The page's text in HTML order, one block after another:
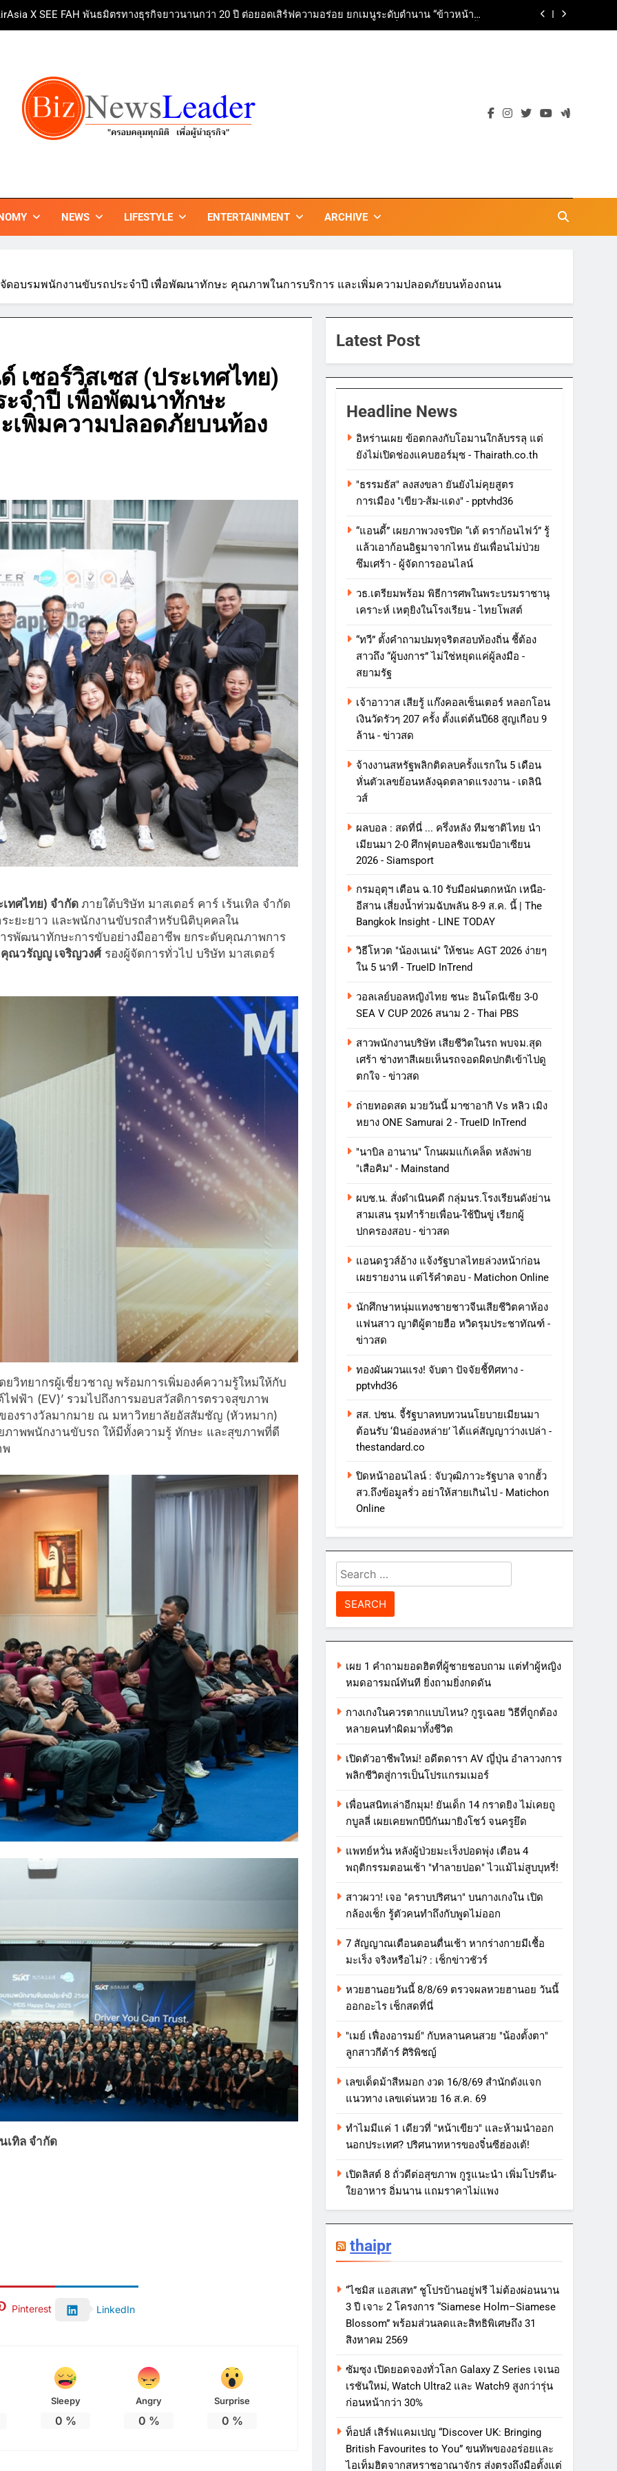
ททท. ร่วมมือกับ จุฬาลงกรณ์มหาวิทยาลัย จัดสัมมนาทางวิชาการและการตลาดเชิงรุก แนะเคล็ดลับปรับธุรกิจท่อง
X SEE FAH พันธมิตรทางธุรกิจยาวนานกว่า 20 ปี ต่อยอดเสิร์ฟความอร่อย ยกเมนูระดับตำนาน “ข้าวหน้าไก่
ททท. ร่วมมือกับ จุฬาลงกรณ์มหาวิทยาลัย จัดสัมมนาทางวิชาการและการตลาดเชิงรุก แนะเคล็ดลับปรับธุรกิจท่อง
NEWS LIFESTYLE ENTERTAINMENT ARCHIVE
จัดอบรมพนักงานขับรถประจำปี เพื่อพัฒนาทักษะ คุณภาพในการบริการ และเพิ่มความปลอดภัยบนท้องถนน
เซอร์วิสเซส (ประเทศไทย)
จำปี เพื่อพัฒนาทักษะ
เพิ่มความปลอดภัยบนท้อง
เทศไทย) จำกัด ภายใต้บริษัท มาสเตอร์ คาร์ เร้นเทิล จำกัด
ะยะยาว และพนักงานขับรถสำหรับนิติบุคคลใน
รพัฒนาทักษะการขับอย่างมืออาชีพ ยกระดับคุณภาพการ
คุณวรัญญู เจริญวงศ์ รองผู้จัดการทั่วไป บริษัท มาสเตอร์
วิทยากรผู้เชี่ยวชาญ พร้อมการเพิ่มองค์ความรู้ใหม่ให้กับ
ฟฟ้า (EV)’ รวมไปถึงการมอบสวัสดิการตรวจสุขภาพ
องรางวัลมากมาย ณ มหาวิทยาลัยอัสสัมชัญ (หัวหมาก)
าพพนักงานขับรถ ให้มีทั้งความรู้ ทักษะ และสุขภาพที่ดี
พ
เทิล จำกัด
Pinterest LinkedIn
Sleepy
0 %
Angry
0 %
Surprise
0 %
Latest Post
Headline News
อิหร่านเผย ข้อตกลงกับโอมานใกล้บรรลุ แต่
ยังไม่เปิดช่องแคบฮอร์มุซ - Thairath.co.th
"ธรรมธัส" ลงสงขลา ยันยังไม่คุยสูตร
การเมือง "เขียว-ส้ม-แดง" - pptvhd36
“แอนดี้” เผยภาพวงจรปิด “เต้ ดราก้อนไฟว์” รู้
แล้วเอาก้อนอิฐมาจากไหน ยันเพื่อนไม่ป่วย
ซึมเศร้า - ผู้จัดการออนไลน์
วธ.เตรียมพร้อม พิธีการศพในพระบรมราชานุ
เคราะห์ เหตุยิงในโรงเรียน - ไทยโพสต์
“ทวี” ตั้งคำถามปมทุจริตสอบท้องถิ่น ชี้ต้อง
สาวถึง “ผู้บงการ” ไม่ใช่หยุดแค่ผู้ลงมือ -
สยามรัฐ
เจ้าอาวาส เสียรู้ แก๊งคอลเซ็นเตอร์ หลอกโอน
เงินวัดรัวๆ 207 ครั้ง ตั้งแต่ต้นปี68 สูญเกือบ 9
ล้าน - ข่าวสด
จ้างงานสหรัฐพลิกติดลบครั้งแรกใน 5 เดือน
หั่นตัวเลขย้อนหลังฉุดตลาดแรงงาน - เดลินิ
วส์
ผลบอล : สดที่นี่ ... ครึ่งหลัง ทีมชาติไทย นำ
เมียนมา 2-0 ศึกฟุตบอลชิงแชมป์อาเซียน
2026 - Siamsport
กรมอุตุฯ เตือน ฉ.10 รับมือฝนตกหนัก เหนือ-
อีสาน เสี่ยงน้ำท่วมฉับพลัน 8-9 ส.ค. นี้ | The
Bangkok Insight - LINE TODAY
วิธีโหวต "น้องเนเน่" ให้ชนะ AGT 2026 ง่ายๆ
ใน 5 นาที - TrueID InTrend
วอลเลย์บอลหญิงไทย ชนะ อินโดนีเซีย 3-0
SEA V CUP 2026 สนาม 2 - Thai PBS
สาวพนักงานบริษัท เสียชีวิตในรถ พบจม.สุด
เศร้า ช่างทาสีเผยเห็นรถจอดผิดปกติเข้าไปดู
ตกใจ - ข่าวสด
ถ่ายทอดสด มวยวันนี้ มาซาอากิ Vs หลิว เมิง
หยาง ONE Samurai 2 - TrueID InTrend
"นาบิล อานาน" โกนผมแก้เคล็ด หลังพ่าย
"เสือคิม" - Mainstand
ผบช.น. สั่งดำเนินคดี กลุ่มนร.โรงเรียนดังย่าน
สามเสน รุมทำร้ายเพื่อน-ใช้ปืนขู่ เรียกผู้
ปกครองสอบ - ข่าวสด
แอนดรูวส์อ้าง แจ้งรัฐบาลไทยล่วงหน้าก่อน
เผยรายงาน แต่ไร้คำตอบ - Matichon Online
นักศึกษาหนุ่มแทงชายชาวจีนเสียชีวิตคาห้อง
แฟนสาว ญาติผู้ตายฮือ หวิดรุมประชาทัณฑ์ -
ข่าวสด
ทองผันผวนแรง! จับตา ปัจจัยชี้ทิศทาง -
pptvhd36
สส. ปชน. จี้รัฐบาลทบทวนนโยบายเมียนมา
ต้อนรับ ‘มินอ่องหล่าย’ ได้แค่สัญญาว่างเปล่า -
thestandard.co
ปิดหน้าออนไลน์ : จับวุฒิภาวะรัฐบาล จากฮั้ว
สว.ถึงข้อมูลรั่ว อย่าให้สายเกินไป - Matichon
Online
Search
for:
เผย 1 คำถามยอดฮิตที่ผู้ชายชอบถาม แต่ทำผู้หญิง
หมดอารมณ์ทันที ยิ่งถามยิ่งกดดัน
กางเกงในควรตากแบบไหน? กูรูเฉลย วิธีที่ถูกต้อง
หลายคนทำผิดมาทั้งชีวิต
เปิดตัวอาชีพใหม่! อดีตดารา AV ญี่ปุ่น อำลาวงการ
พลิกชีวิตสู่การเป็นโปรแกรมเมอร์
เพื่อนสนิทเล่าอีกมุม! ยันเด็ก 14 กราดยิง ไม่เคยถู
กบูลลี่ เผยเคยพกบีบีกันมายิงโชว์ จนครูยึด
แพทย์หวั่น หลังผู้ป่วยมะเร็งปอดพุ่ง เตือน 4
พฤติกรรมตอนเช้า "ทำลายปอด" ไวแม้ไม่สูบบุหรี่!
สาวผวา! เจอ "คราบปริศนา" บนกางเกงใน เปิด
กล้องเช็ก รู้ตัวคนทำถึงกับพูดไม่ออก
7 สัญญาณเตือนตอนตื่นเช้า หากร่างกายมีเชื้อ
มะเร็ง จริงหรือไม่? : เช็กข่าวชัวร์
หวยฮานอยวันนี้ 8/8/69 ตรวจผลหวยฮานอย วันนี้
ออกอะไร เช็กสดที่นี่
"เมย์ เฟื่องอารมย์" กับหลานคนสวย "น้องตั้งตา"
ลูกสาวกีต้าร์ ศิริพิชญ์
เลขเด็ดม้าสีหมอก งวด 16/8/69 สำนักดังแจก
แนวทาง เลขเด่นหวย 16 ส.ค. 69
ทำไมมีแค่ 1 เดียวที่ "หน้าเขียว" และห้ามนำออก
นอกประเทศ? ปริศนาทหารของจิ๋นซีฮ่องเต้!
เปิดลิสต์ 8 ถั่วดีต่อสุขภาพ กูรูแนะนำ เพิ่มโปรตีน-
ใยอาหาร อิ่มนาน แถมราคาไม่แพง
thaipr
“ไซมิส แอสเสท” ชูโปรบ้านอยู่ฟรี ไม่ต้องผ่อนนาน
3 ปี เจาะ 2 โครงการ “Siamese Holm–Siamese
Blossom” พร้อมส่วนลดและสิทธิพิเศษถึง 31
สิงหาคม 2569
ซัมซุง เปิดยอดจองทั่วโลก Galaxy Z Series เจเนอ
เรชันใหม่, Watch Ultra2 และ Watch9 สูงกว่ารุ่น
ก่อนหน้ากว่า 30%
ท็อปส์ เสิร์ฟแคมเปญ “Discover UK: Bringing
British Favourites to You” ขนทัพของอร่อยและ
ไอเท็มฮิตจากสหราชอาณาจักร ส่งตรงถึงมือตั้งแต่